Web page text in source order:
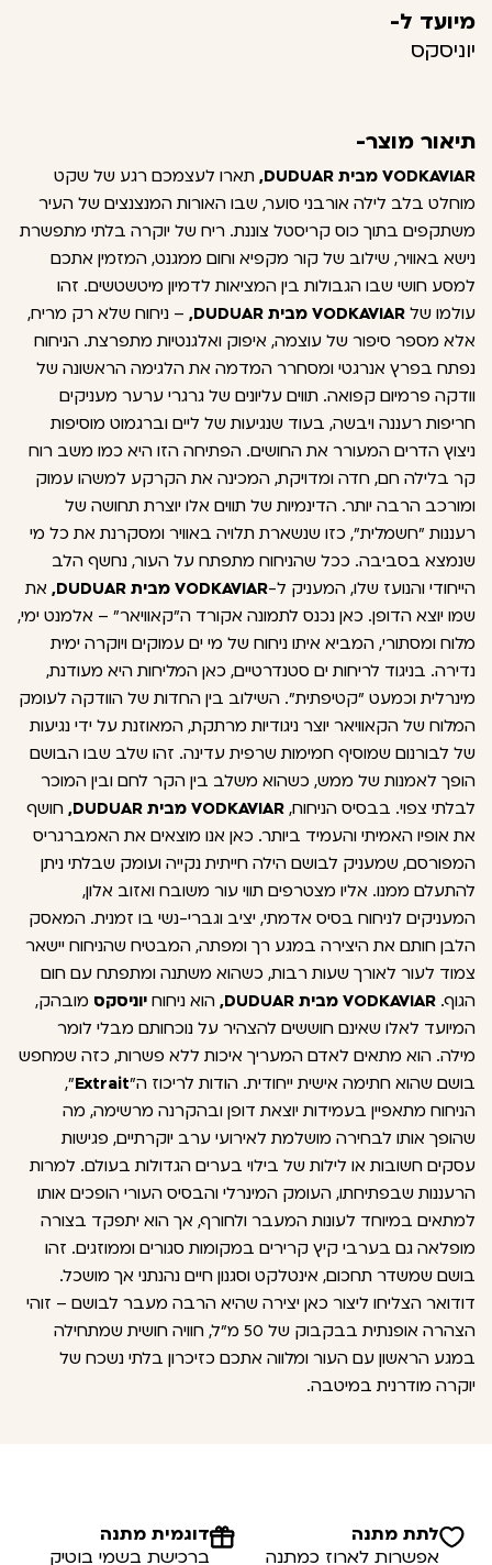
מיועד ל-
יוניסקס
תיאור מוצר-
VODKAVIAR מבית DUDUAR,
תארו לעצמכם רגע של שקט
מוחלט בלב לילה אורבני סוער, שבו האורות המנצנצים של העיר
משתקפים בתוך כוס קריסטל צוננת. ריח של יוקרה בלתי מתפשרת
נישא באוויר, שילוב של קור מקפיא וחום ממגנט, המזמין אתכם
למסע חושי שבו הגבולות בין המציאות לדמיון מיטשטשים. זהו
עולמו של VODKAVIAR מבית DUDUAR,
– ניחוח שלא רק מריח,
אלא מספר סיפור של עוצמה, איפוק ואלגנטיות מתפרצת. הניחוח
נפתח בפרץ אנרגטי ומסחרר המדמה את הלגימה הראשונה של
וודקה פרמיום קפואה. תווים עליונים של גרגרי ערער מעניקים
חריפות רעננה ויבשה, בעוד שנגיעות של ליים וברגמוט מוסיפות
ניצוץ הדרים המעורר את החושים. הפתיחה הזו היא כמו משב רוח
קר בלילה חם, חדה ומדויקת, המכינה את הקרקע למשהו עמוק
ומורכב הרבה יותר. הדינמיות של תווים אלו יוצרת תחושה של
רעננות "חשמלית", כזו שנשארת תלויה באוויר ומסקרנת את כל מי
שנמצא בסביבה. ככל שהניחוח מתפתח על העור, נחשף הלב
הייחודי והנועז שלו, המעניק ל-VODKAVIAR מבית DUDUAR,
את
שמו יוצא הדופן. כאן נכנס לתמונה אקורד ה"קאוויאר" – אלמנט ימי,
מלוח ומסתורי, המביא איתו ניחוח של מי ים עמוקים ויוקרה ימית
נדירה. בניגוד לריחות ים סטנדרטיים, כאן המליחות היא מעודנת,
מינרלית וכמעט "קטיפתית". השילוב בין החדות של הוודקה לעומק
המלוח של הקאוויאר יוצר ניגודיות מרתקת, המאוזנת על ידי נגיעות
של לבורנום שמוסיף חמימות שרפית עדינה. זהו שלב שבו הבושם
הופך לאמנות של ממש, כשהוא משלב בין הקר לחם ובין המוכר
לבלתי צפוי. בבסיס הניחוח, VODKAVIAR מבית DUDUAR,
חושף
את אופיו האמיתי והעמיד ביותר. כאן אנו מוצאים את האמברגריס
המפורסם, שמעניק לבושם הילה חייתית נקייה ועומק שבלתי ניתן
להתעלם ממנו. אליו מצטרפים תווי עור משובח ואזוב אלון,
המעניקים לניחוח בסיס אדמתי, יציב וגברי-נשי בו זמנית. המאסק
הלבן חותם את היצירה במגע רך ומפתה, המבטיח שהניחוח יישאר
צמוד לעור לאורך שעות רבות, כשהוא משתנה ומתפתח עם חום
הגוף. VODKAVIAR מבית DUDUAR, הוא ניחוח יוניסקס מובהק,
המיועד לאלו שאינם חוששים להצהיר על נוכחותם מבלי לומר
מילה. הוא מתאים לאדם המעריך איכות ללא פשרות, כזה שמחפש
בושם שהוא חתימה אישית ייחודית. הודות לריכוז ה"Extrait
",
הניחוח מתאפיין בעמידות יוצאת דופן ובהקרנה מרשימה, מה
שהופך אותו לבחירה מושלמת לאירועי ערב יוקרתיים, פגישות
עסקים חשובות או לילות של בילוי בערים הגדולות בעולם. למרות
הרעננות שבפתיחתו, העומק המינרלי והבסיס העורי הופכים אותו
למתאים במיוחד לעונות המעבר ולחורף, אך הוא יתפקד בצורה
מופלאה גם בערבי קיץ קרירים במקומות סגורים וממוזגים. זהו
בושם שמשדר תחכום, אינטלקט וסגנון חיים נהנתני אך מושכל.
דודואר הצליחו ליצור כאן יצירה שהיא הרבה מעבר לבושם – זוהי
הצהרה אופנתית בבקבוק של 50 מ"ל, חוויה חושית שמתחילה
במגע הראשון עם העור ומלווה אתכם כזיכרון בלתי נשכח של
יוקרה מודרנית במיטבה.
לתת מתנה
אפשרות לארוז כמתנה
דוגמית מתנה
ברכישת בשמי בוטיק